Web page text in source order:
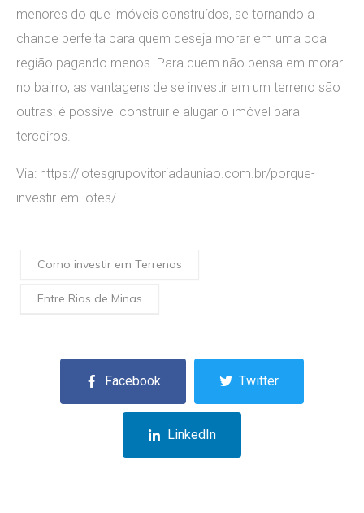
menores do que imóveis construídos, se tornando a
chance perfeita para quem deseja morar em uma boa
região pagando menos. Para quem não pensa em morar
no bairro, as vantagens de se investir em um terreno são
outras: é possível construir e alugar o imóvel para
terceiros.
Via: https://lotesgrupovitoriadauniao.com.br/porque-
investir-em-lotes/
Como investir em Terrenos
Entre Rios de Minas
Facebook Twitter
LinkedIn